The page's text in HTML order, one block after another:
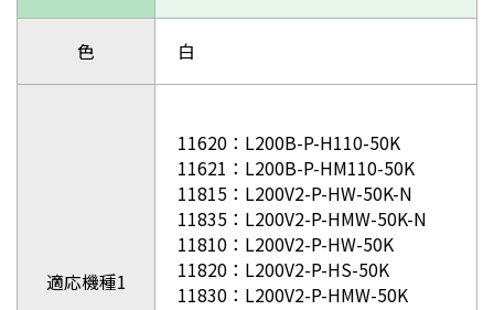
色 白
適応機種1
11620：L200B-P-H110-50K
11621：L200B-P-HM110-50K
11815：L200V2-P-HW-50K-N
11835：L200V2-P-HMW-50K-N
11810：L200V2-P-HW-50K
11820：L200V2-P-HS-50K
11830：L200V2-P-HMW-50K